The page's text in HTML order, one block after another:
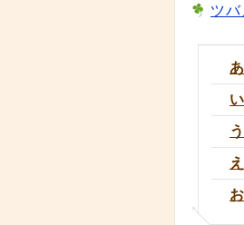
ツバ
あ
い
う
え
お